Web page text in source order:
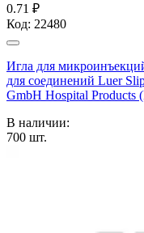
0.71 ₽
Код: 22480
Игла для
для соединений Luer
GmbH Hospital
В наличии:
700 шт.